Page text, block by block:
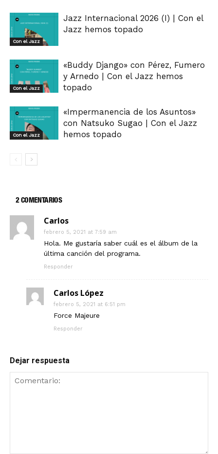
Con el Jazz
Jazz Internacional 2026 (I) | Con el
Jazz hemos topado
Con el Jazz
«Buddy Django» con Pérez, Fumero
y Arnedo | Con el Jazz hemos
topado
Con el Jazz
«Impermanencia de los Asuntos»
con Natsuko Sugao | Con el Jazz
hemos topado
2 COMENTARIOS
Carlos
febrero 5, 2021 at 7:59 am
Hola. Me gustaría saber cuál es el álbum de la
última canción del programa.
Responder
Carlos López
febrero 5, 2021 at 6:51 pm
Force Majeure
Responder
Dejar respuesta